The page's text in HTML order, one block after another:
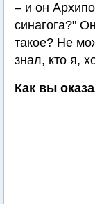
– и он
синагога?"
такое? Не
знал, кто я,
Как вы